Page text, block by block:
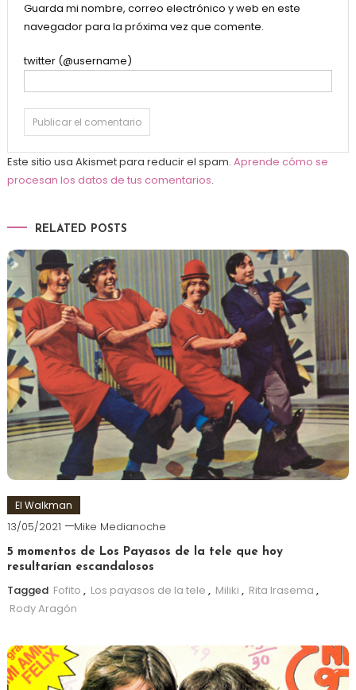
Guarda mi nombre, correo electrónico y web en este
navegador para la próxima vez que comente.
twitter (@username)
Este sitio usa Akismet para reducir el spam. Aprende cómo se
procesan los datos de tus comentarios.
RELATED POSTS
El Walkman
13/05/2021 Mike Medianoche
5 momentos de Los Payasos de la tele que hoy
resultarían escandalosos
Tagged Fofito , Los payasos de la tele , Miliki , Rita Irasema ,
Rody Aragón